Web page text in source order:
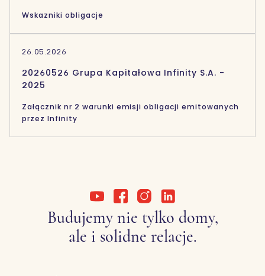
Wskazniki obligacje
26.05.2026
20260526 Grupa Kapitałowa Infinity S.A. -
2025
Załącznik nr 2 warunki emisji obligacji emitowanych
przez Infinity
Budujemy nie tylko domy,
ale i solidne relacje.